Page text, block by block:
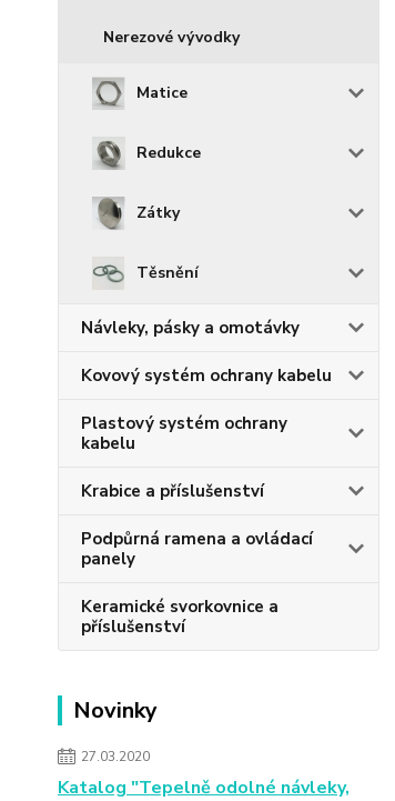
Nerezové vývodky
Matice
Redukce
Zátky
Těsnění
Návleky, pásky a omotávky
Kovový systém ochrany kabelu
Plastový systém ochrany
kabelu
Krabice a příslušenství
Podpůrná ramena a ovládací
panely
Keramické svorkovnice a
příslušenství
Novinky
27.03.2020
Katalog "Tepelně odolné návleky,